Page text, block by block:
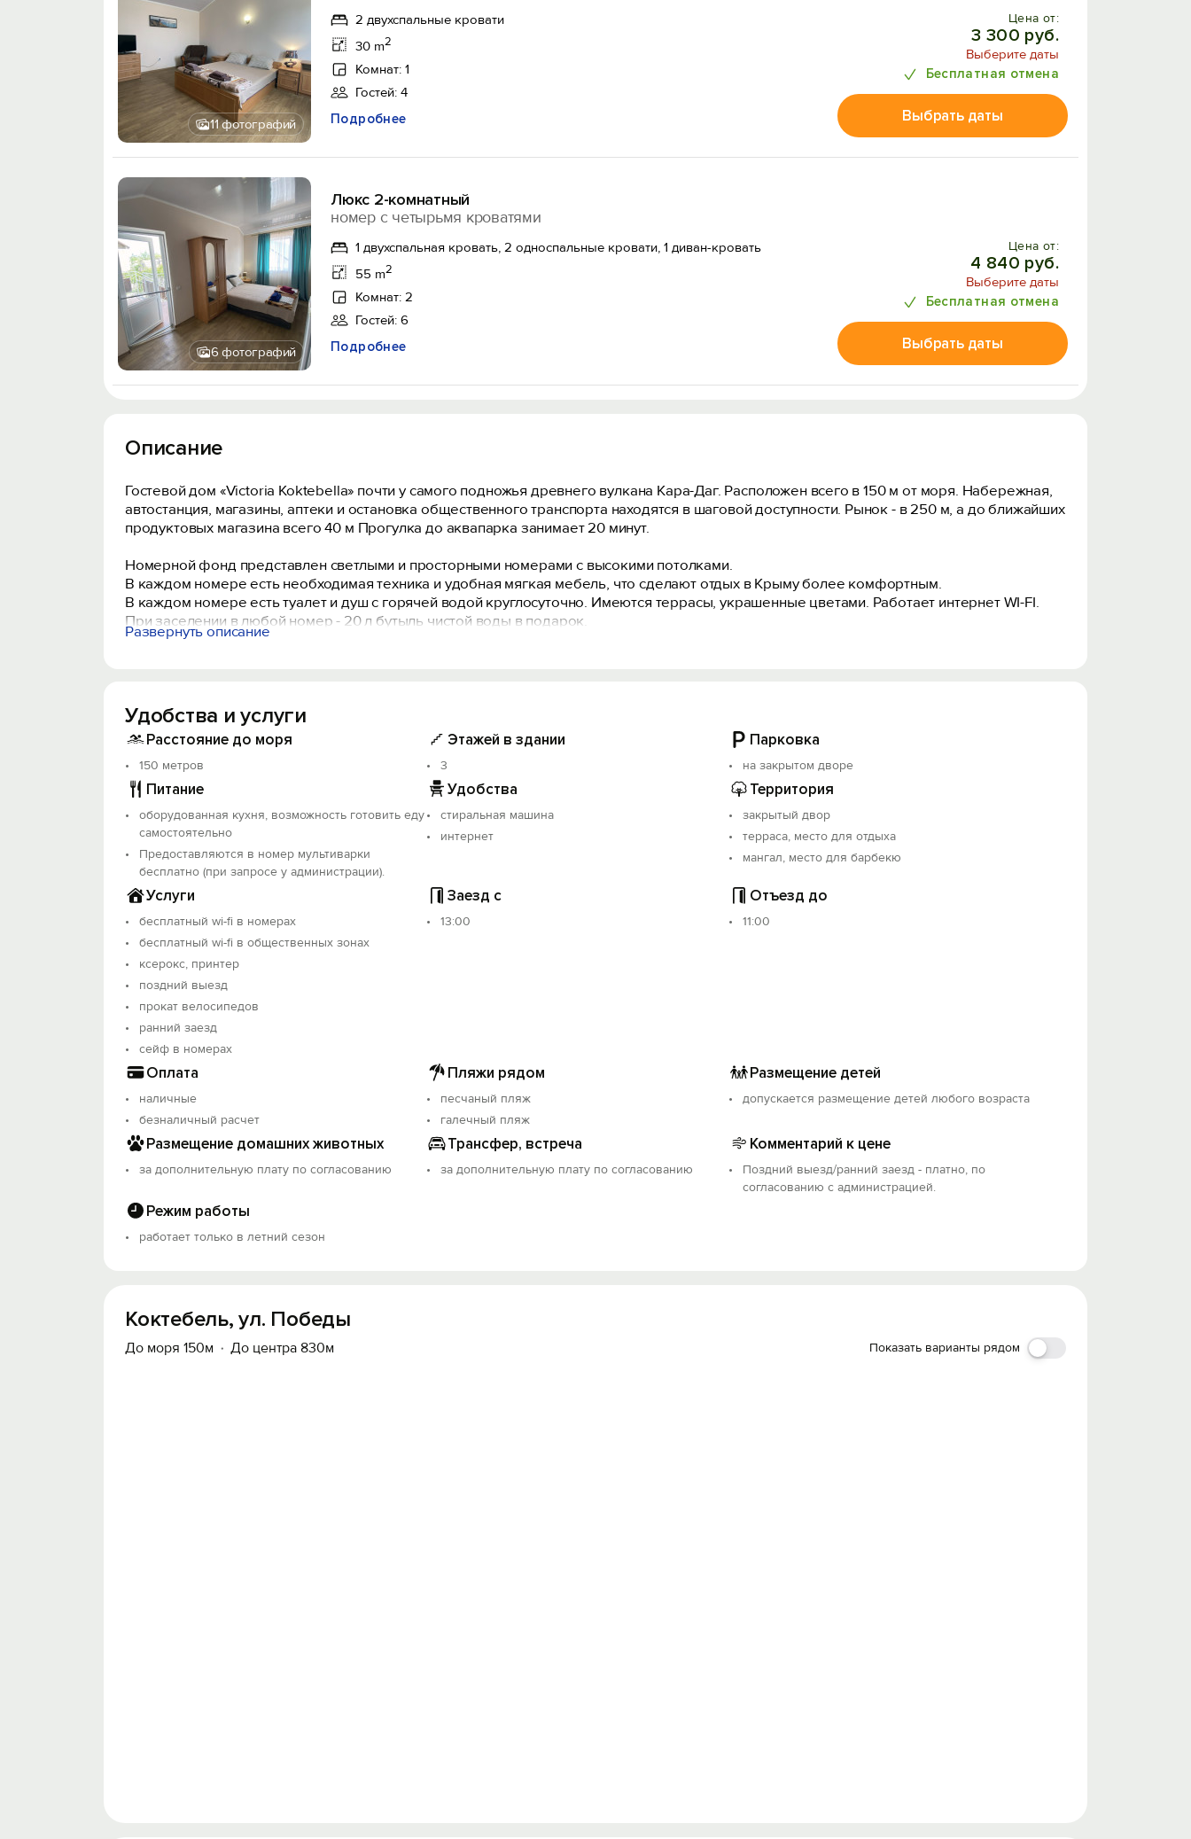
11 фотографий
2 двухспальные кровати
30 m2
Комнат: 1
Гостей: 4
Подробнее
Цена от:
3 300 руб.
Выберите даты
Бесплатная отмена
Выбрать даты
6 фотографий
Люкс 2-комнатный
номер с четырьмя кроватями
1 двухспальная кровать, 2 односпальные кровати, 1 диван-кровать
55 m2
Комнат: 2
Гостей: 6
Подробнее
Цена от:
4 840 руб.
Выберите даты
Бесплатная отмена
Выбрать даты
Описание
Гостевой дом «Victoria Koktebella» почти у самого подножья древнего вулкана Кара-Даг. Расположен всего в 150 м от моря. Набережная,
автостанция, магазины, аптеки и остановка общественного транспорта находятся в шаговой доступности. Рынок - в 250 м, а до ближайших
продуктовых магазина всего 40 м Прогулка до аквапарка занимает 20 минут.
Номерной фонд представлен светлыми и просторными номерами с высокими потолками.
В каждом номере есть необходимая техника и удобная мягкая мебель, что сделают отдых в Крыму более комфортным.
В каждом номере есть туалет и душ с горячей водой круглосуточно. Имеются террасы, украшенные цветами. Работает интернет WI-FI.
При заселении в любой номер - 20 л бутыль чистой воды в подарок.
На территории есть автостоянка на 2 авто перед домом и 5 авто во дворе (бесплатно).
Развернуть описание
Удобства и услуги
Расстояние до моря
150 метров
Этажей в здании
3
Парковка
на закрытом дворе
Питание
оборудованная кухня, возможность готовить еду
самостоятельно
Предоставляются в номер мультиварки
бесплатно (при запросе у администрации).
Удобства
стиральная машина
интернет
Территория
закрытый двор
терраса, место для отдыха
мангал, место для барбекю
Услуги
бесплатный wi-fi в номерах
бесплатный wi-fi в общественных зонах
ксерокс, принтер
поздний выезд
прокат велосипедов
ранний заезд
сейф в номерах
Заезд с
13:00
Отъезд до
11:00
Оплата
наличные
безналичный расчет
Пляжи рядом
песчаный пляж
галечный пляж
Размещение детей
допускается размещение детей любого возраста
Размещение домашних животных
за дополнительную плату по согласованию
Трансфер, встреча
за дополнительную плату по согласованию
Комментарий к цене
Поздний выезд/ранний заезд - платно, по
согласованию с администрацией.
Режим работы
работает только в летний сезон
Коктебель, ул. Победы
До моря 150м До центра 830м Показать варианты рядом
Вход на сайт
Войти илиЗарегистрироваться
Войти